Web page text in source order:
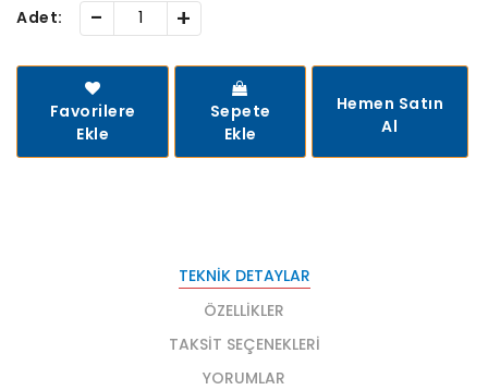
Adet: - +
Favorilere
Ekle
Sepete
Ekle
Hemen Satın
Al
TEKNIK DETAYLAR
ÖZELLIKLER
TAKSIT SEÇENEKLERI
YORUMLAR